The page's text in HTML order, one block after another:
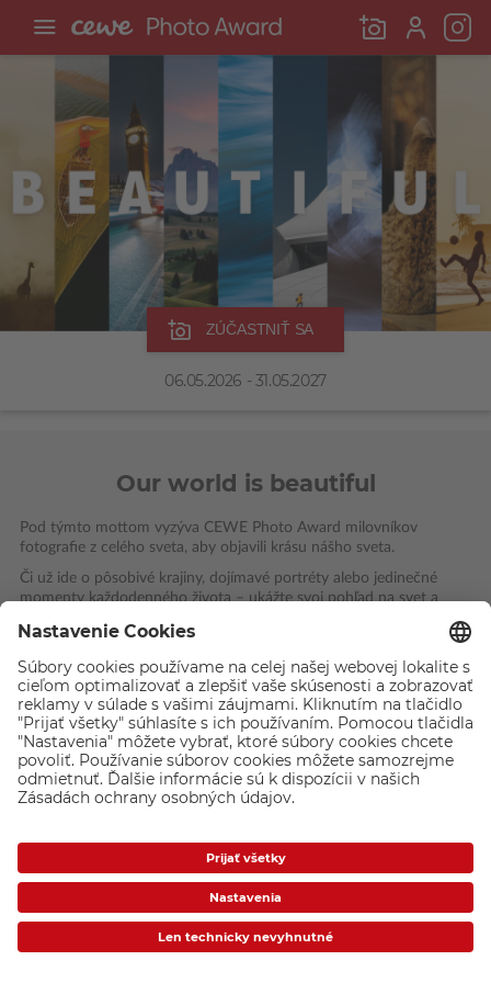
06.05.2026 - 31.05.2027
ZÚČASTNIŤ SA
Our world is beautiful
Pod týmto mottom vyzýva CEWE Photo Award milovníkov
fotografie z celého sveta, aby objavili krásu nášho sveta.
Či už ide o pôsobivé krajiny, dojímavé portréty alebo jedinečné
momenty každodenného života – ukážte svoj pohľad na svet a
Award pre mladé talenty do 25 rokov má každý šancu stať sa
súčasťou najväčšej svetovej fotografickej súťaže a vyhrať ceny v
celkovej hodnote 250 000 eur.